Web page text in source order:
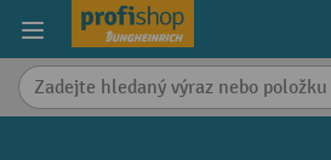
content